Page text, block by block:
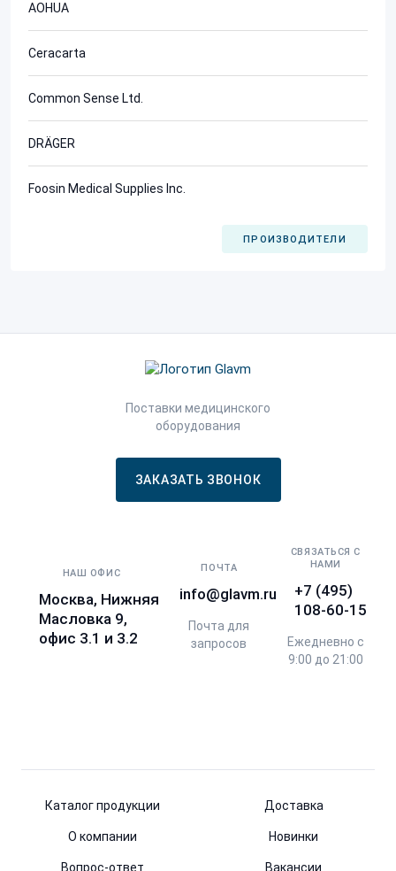
AOHUA
Ceracarta
Common Sense Ltd.
DRÄGER
Foosin Medical Supplies Inc.
ПРОИЗВОДИТЕЛИ
Поставки медицинского
оборудования
ЗАКАЗАТЬ ЗВОНОК
НАШ ОФИС
Москва, Нижняя
Масловка 9,
офис 3.1 и 3.2
ПОЧТА
info@glavm.ru
Почта для
запросов
СВЯЗАТЬСЯ С
НАМИ
+7 (495)
108-60-15
Ежедневно с
9:00 до 21:00
Каталог продукции Доставка
О компании Новинки
Вопрос-ответ Вакансии